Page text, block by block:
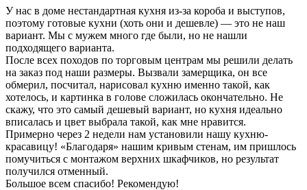
У нас в доме нестандартная кухня из-за короба и выступов,
поэтому готовые кухни (хоть они и дешевле) — это не наш
вариант. Мы с мужем много где были, но не нашли
подходящего варианта.
После всех походов по торговым центрам мы решили делать
на заказ под наши размеры. Вызвали замерщика, он все
обмерил, посчитал, нарисовал кухню именно такой, как
хотелось, и картинка в голове сложилась окончательно. Не
скажу, что это самый дешевый вариант, но кухня идеально
вписалась и цвет выбрала такой, как мне нравится.
Примерно через 2 недели нам установили нашу кухню-
красавицу! «Благодаря» нашим кривым стенам, им пришлось
помучиться с монтажом верхних шкафчиков, но результат
получился отменный.
Большое всем спасибо! Рекомендую!